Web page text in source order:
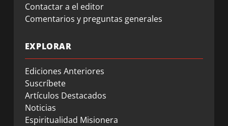
Contactar a el editor
Comentarios y preguntas generales
EXPLORAR
Ediciones Anteriores
Suscríbete
Artículos Destacados
Noticias
Espiritualidad Misionera